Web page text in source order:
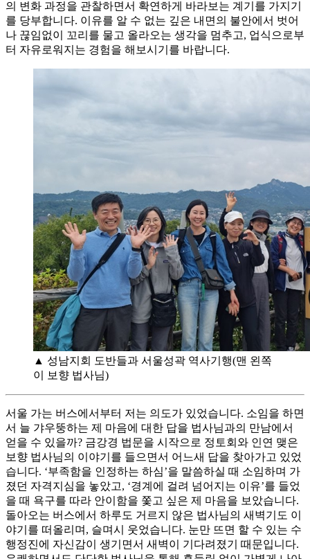
의 변화 과정을 관찰하면서 확연하게 바라보는 계기를 가지기
를 당부합니다. 이유를 알 수 없는 깊은 내면의 불안에서 벗어
나 끊임없이 꼬리를 물고 올라오는 생각을 멈추고, 업식으로부
터 자유로워지는 경험을 해보시기를 바랍니다.
▲ 성남지회 도반들과 서울성곽 역사기행(맨 왼쪽
이 보향 법사님)
서울 가는 버스에서부터 저는 의도가 있었습니다. 소임을 하면
서 늘 갸우뚱하는 제 마음에 대한 답을 법사님과의 만남에서
얻을 수 있을까? 금강경 법문을 시작으로 정토회와 인연 맺은
보향 법사님의 이야기를 들으면서 어느새 답을 찾아가고 있었
습니다. ‘부족함을 인정하는 하심’을 말씀하실 때 소임하며 가
졌던 자격지심을 놓았고, ‘경계에 걸려 넘어지는 이유’를 들었
을 때 욕구를 따라 안이함을 쫓고 싶은 제 마음을 보았습니다.
돌아오는 버스에서 하루도 거르지 않은 법사님의 새벽기도 이
야기를 떠올리며, 슬며시 웃었습니다. 눈만 뜨면 할 수 있는 수
행정진에 자신감이 생기면서 새벽이 기다려졌기 때문입니다.